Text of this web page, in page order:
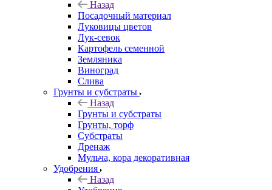
Назад
Посадочный материал
Луковицы цветов
Лук-севок
Картофель семенной
Земляника
Виноград
Слива
Грунты и субстраты
Назад
Грунты и субстраты
Грунты, торф
Субстраты
Дренаж
Мульча, кора декоративная
Удобрения
Назад